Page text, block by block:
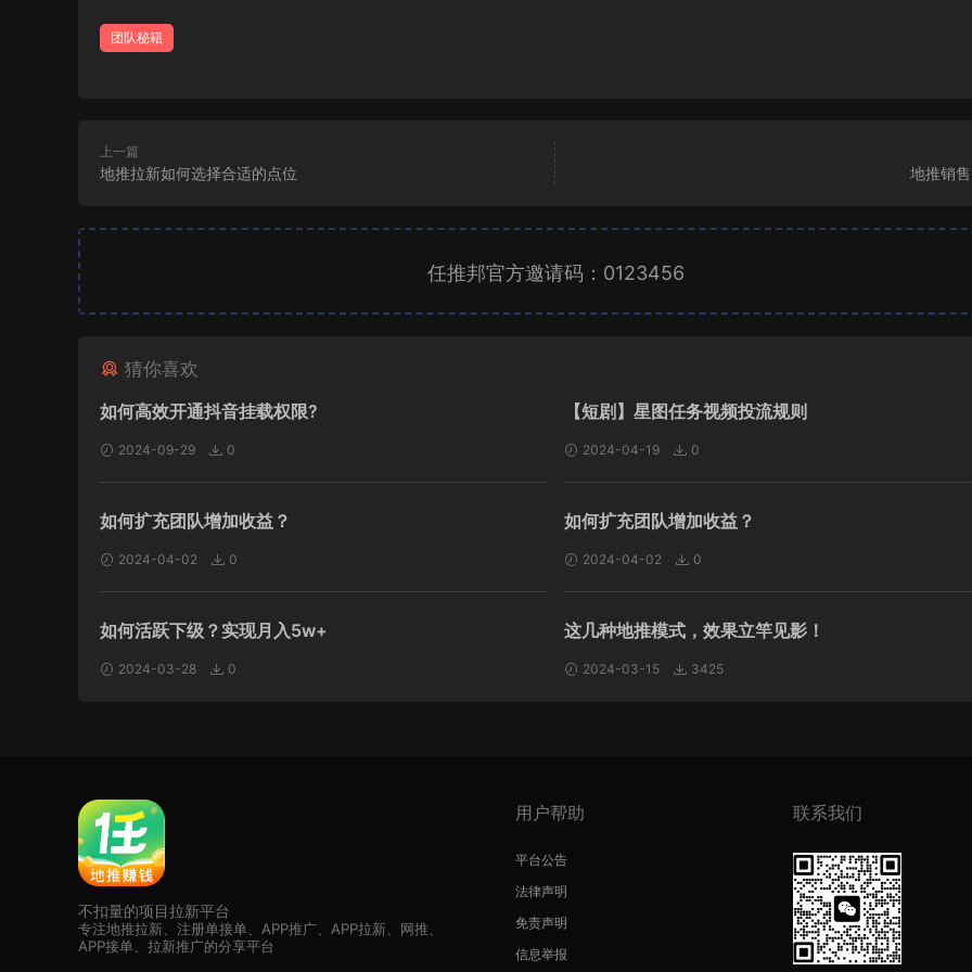
团队秘籍
上一篇
地推拉新如何选择合适的点位 地推销
任推邦官方邀请码：0123456
猜你喜欢
如何高效开通抖音挂载权限?
2024-09-29 0
【短剧】星图任务视频投流规则
2024-04-19 0
如何扩充团队增加收益？
2024-04-02 0
如何扩充团队增加收益？
2024-04-02 0
如何活跃下级？实现月入5w+
2024-03-28 0
这几种地推模式，效果立竿见影！
2024-03-15 3425
不扣量的项目拉新平台
专注地推拉新、注册单接单、APP推广、APP拉新、网推、
APP接单、拉新推广的分享平台
用户帮助
平台公告
法律声明
免责声明
信息举报
联系我们